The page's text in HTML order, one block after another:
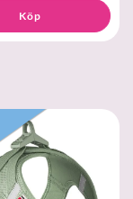
Köp